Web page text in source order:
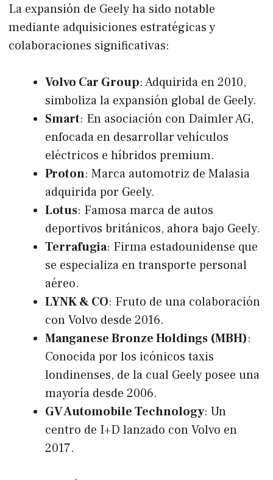
La expansión de Geely ha sido notable
mediante adquisiciones estratégicas y
colaboraciones significativas:
Volvo Car Group: Adquirida en 2010,
simboliza la expansión global de Geely.
Smart: En asociación con Daimler AG,
enfocada en desarrollar vehículos
eléctricos e híbridos premium.
Proton: Marca automotriz de Malasia
adquirida por Geely.
Lotus: Famosa marca de autos
deportivos británicos, ahora bajo Geely.
Terrafugia: Firma estadounidense que
se especializa en transporte personal
aéreo.
LYNK & CO: Fruto de una colaboración
con Volvo desde 2016.
Manganese Bronze Holdings (MBH):
Conocida por los icónicos taxis
londinenses, de la cual Geely posee una
mayoría desde 2006.
GV Automobile Technology: Un
centro de I+D lanzado con Volvo en
2017.